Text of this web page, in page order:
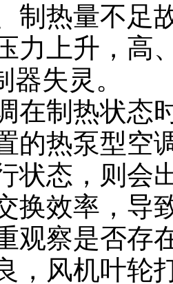
制热量不足
力上升，高
失灵。
在制热状态
的热泵型空
状态，则会
换效率，导
观察是否存
，风机叶轮